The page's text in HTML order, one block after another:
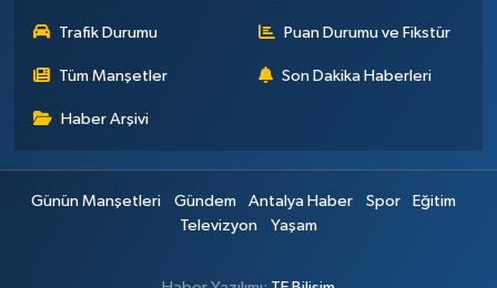
Trafik Durumu Puan Durumu ve Fikstür
Tüm Manşetler Son Dakika Haberleri
Haber Arşivi
Günün Manşetleri Gündem Antalya Haber Spor
Eğitim
Televizyon
Yaşam